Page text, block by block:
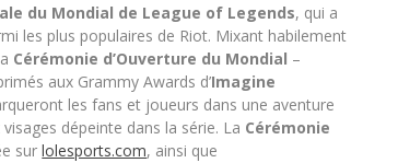
du Mondial de League of Legends, qui a
les plus populaires de Riot. Mixant habilement
Cérémonie d’Ouverture du Mondial –
aux Grammy Awards d’Imagine
les fans et joueurs dans une aventure
dépeinte dans la série. La Cérémonie
surlolesports.com, ainsi que